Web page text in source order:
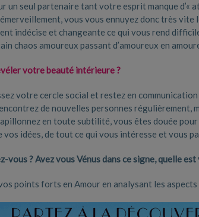
un seul partenaire tant votre esprit manque d’«
vous vous ennuyez donc très
indécise et changeante ce qui vous rend
chaos amoureux passant d’amoureux en
votre beauté intérieure ?
votre cercle social et restez en
de nouvelles personnes régulièrement,
en toute subtilité, vous êtes douée pour
vos idées, de tout ce qui vous intéresse et vous
vous ? Avez vous Vénus dans ce signe, quelle
points forts en Amour en analysant les aspects